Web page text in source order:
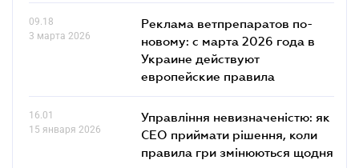
09.18
3 марта 2026
Реклама ветпрепаратов по-
новому: с марта 2026 года в
Украине действуют
европейские правила
16.01
15 января 2026
Управління невизначеністю: як
СЕО приймати рішення, коли
правила гри змінюються щодня